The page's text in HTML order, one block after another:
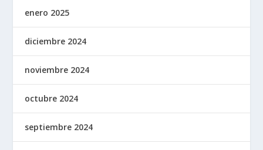
enero 2025
diciembre 2024
noviembre 2024
octubre 2024
septiembre 2024